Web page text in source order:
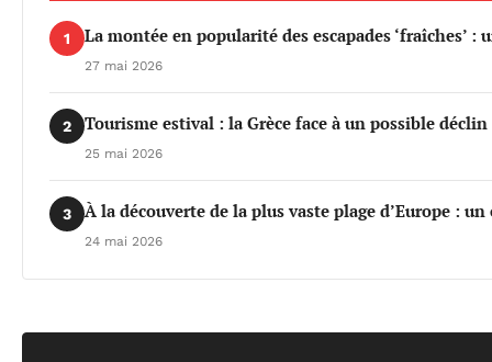
1 La montée en popularité des escapades ‘fraîches’
27 mai 2026
2 Tourisme estival : la Grèce face à un possible déclin
25 mai 2026
3 À la découverte de la plus vaste plage d’Europe :
24 mai 2026